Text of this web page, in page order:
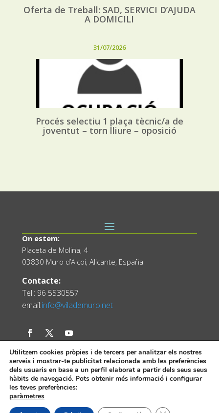
Oferta de Treball: SAD, SERVICI D’AJUDA
A DOMICILI
31/07/2026
Procés selectiu 1 plaça tècnic/a de
joventut – torn lliure – oposició
On estem:
Placeta de Molina, 4
03830 Muro d’Alcoi, Alicante, España
Contacte:
Tel.: 96 5530557
email:info@vilademuro.net
Diputació d'Alacant.
Utilitzem cookies pròpies i de tercers per analitzar els nostres
serveis i mostrar-te publicitat relacionada amb les preferències
dels usuaris en base a un perfil elaborat a partir dels seus seus
hàbits de navegació. Pots obtenir més informació i configurar
les teves preferències:
paràmetres